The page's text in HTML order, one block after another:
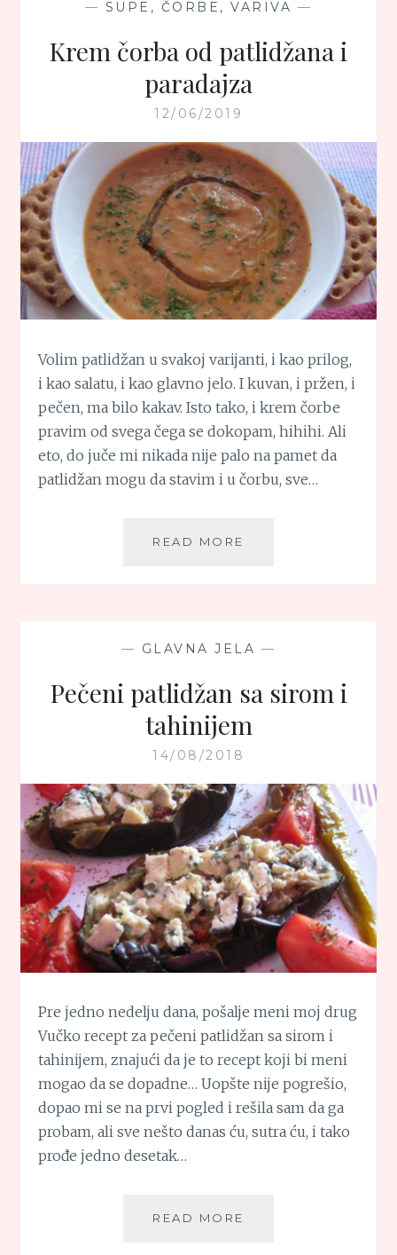
— SUPE, ČORBE, VARIVA —
Krem čorba od patlidžana i
paradajza
12/06/2019
Volim patlidžan u svakoj varijanti, i kao prilog,
i kao salatu, i kao glavno jelo. I kuvan, i pržen, i
pečen, ma bilo kakav. Isto tako, i krem čorbe
pravim od svega čega se dokopam, hihihi. Ali
eto, do juče mi nikada nije palo na pamet da
patlidžan mogu da stavim i u čorbu, sve…
READ MORE
— GLAVNA JELA —
Pečeni patlidžan sa sirom i
tahinijem
14/08/2018
Pre jedno nedelju dana, pošalje meni moj drug
Vučko recept za pečeni patlidžan sa sirom i
tahinijem, znajući da je to recept koji bi meni
mogao da se dopadne… Uopšte nije pogrešio,
dopao mi se na prvi pogled i rešila sam da ga
probam, ali sve nešto danas ću, sutra ću, i tako
prođe jedno desetak…
READ MORE